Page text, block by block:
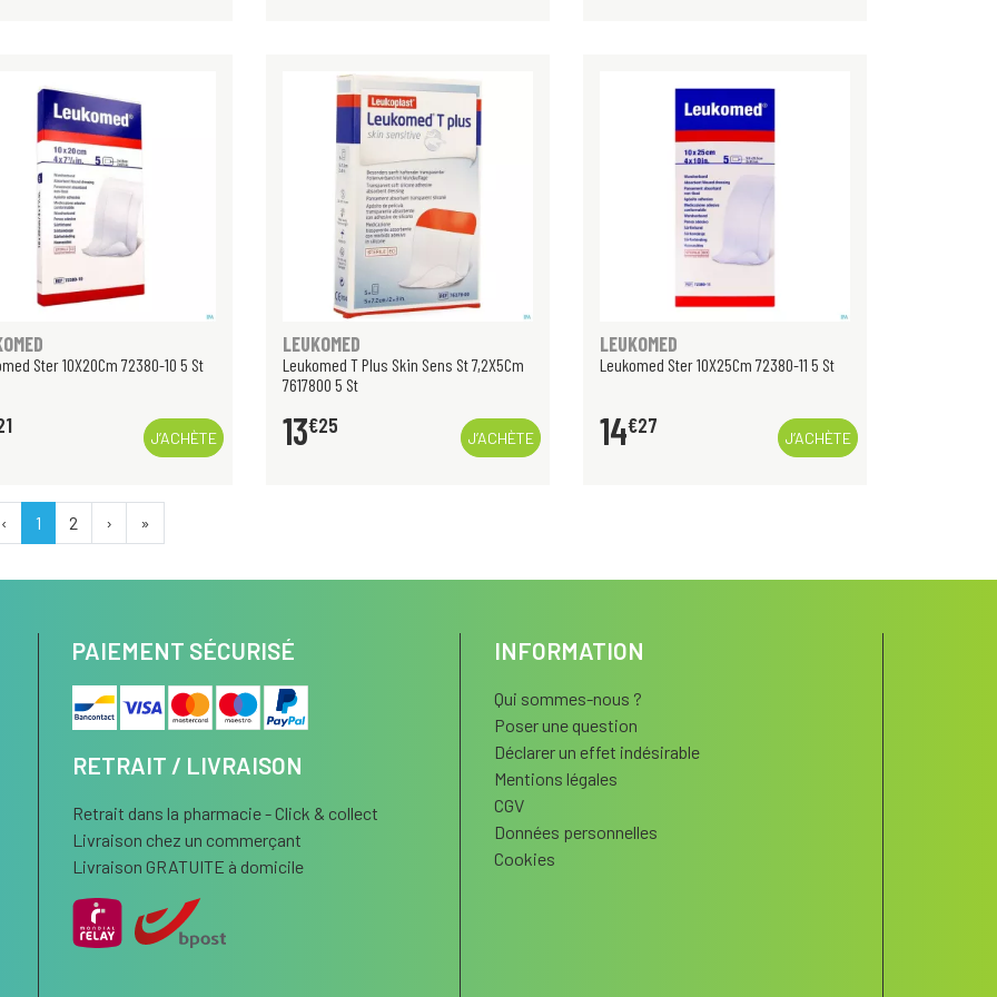
Ster 10X20Cm 72380-10 5 St
J’ACHÈTE
LEUKOMED
Leukomed T Plus Skin Sens St 7,2X5Cm
7617800 5 St
13€25
J’ACHÈTE
LEUKOMED
Leukomed Ster 10X25Cm 72380-11 5 St
14€27
J’ACHÈTE
‹ 1 2 › »
PAIEMENT SÉCURISÉ
RETRAIT / LIVRAISON
Retrait dans la pharmacie - Click & collect
Livraison chez un commerçant
Livraison GRATUITE à domicile
INFORMATION
Qui sommes-nous ?
Poser une question
Déclarer un effet indésirable
Mentions légales
CGV
Données personnelles
Cookies